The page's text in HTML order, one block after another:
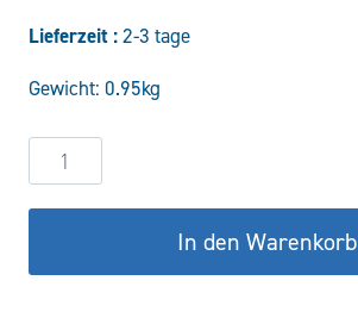
war:
67,00 €
Lieferzeit : 2-3 tage
Gewicht: 0.95kg
Hydraulikzylinder
DW25/16-
100
In den Warenkorb